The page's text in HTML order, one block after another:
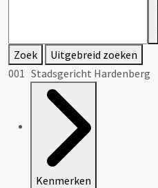
Zoek
Uitgebreid zoeken
001 Stadsgericht Hardenberg
Kenmerken